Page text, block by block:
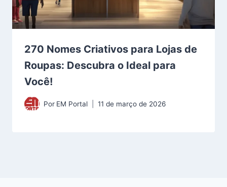
270 Nomes Criativos para Lojas de
Roupas: Descubra o Ideal para
Você!
Por EM Portal 11 de março de 2026